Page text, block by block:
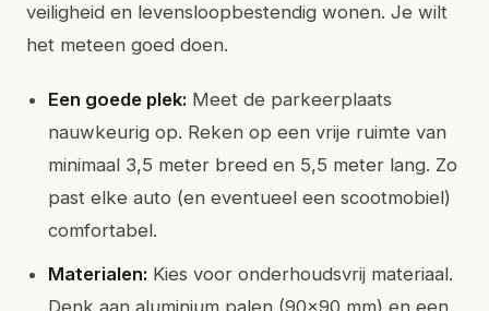
veiligheid en levensloopbestendig wonen. Je wilt
het meteen goed doen.
Een goede plek: Meet de parkeerplaats
nauwkeurig op. Reken op een vrije ruimte van
minimaal 3,5 meter breed en 5,5 meter lang. Zo
past elke auto (en eventueel een scootmobiel)
comfortabel.
Materialen: Kies voor onderhoudsvrij materiaal.
Denk aan aluminium palen (90x90 mm) en een